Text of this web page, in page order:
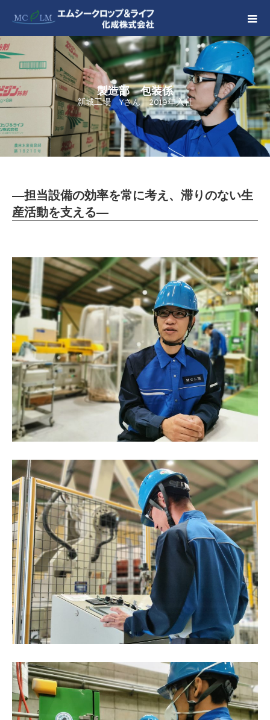
製造部 包装係
新城工場 Yさん 2019年入社
―担当設備の効率を常に考え、滞りのない生
産活動を支える―